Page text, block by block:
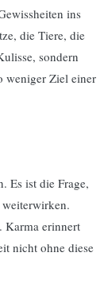
ins
die Tiere, die
sondern
weniger Ziel einer
Es ist die Frage,
Karma erinnert
nicht ohne diese